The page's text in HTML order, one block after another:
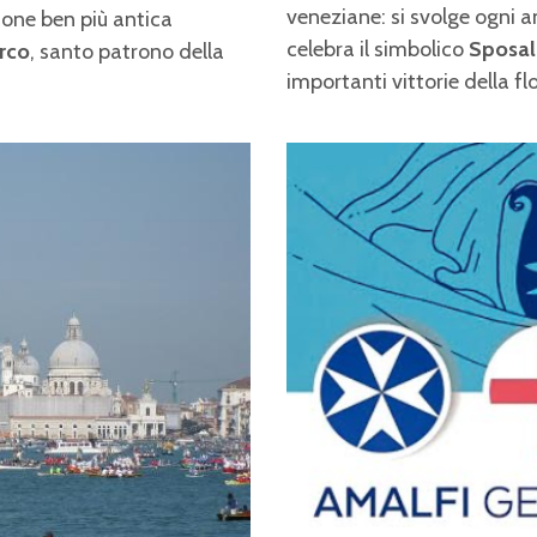
ben più antica
, santo patrono della
veneziane: si svolge ogni
celebra il simbolico
importanti vittorie della